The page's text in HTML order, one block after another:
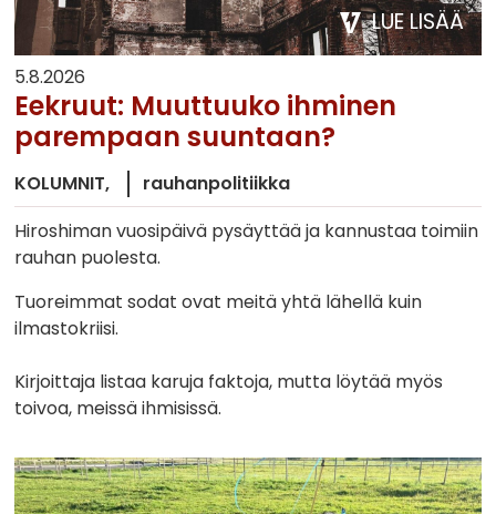
LUE LISÄÄ
5.8.2026
Eekruut: Muuttuuko ihminen
parempaan suuntaan?
KOLUMNIT
rauhanpolitiikka
Hiroshiman vuosipäivä pysäyttää ja kannustaa toimiin
rauhan puolesta.
Tuoreimmat sodat ovat meitä yhtä lähellä kuin
ilmastokriisi.
Kirjoittaja listaa karuja faktoja, mutta löytää myös
toivoa, meissä ihmisissä.